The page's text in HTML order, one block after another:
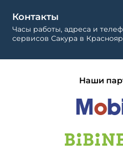
Контакты
Часы работы, адреса и
сервисов Сакура в
Наши